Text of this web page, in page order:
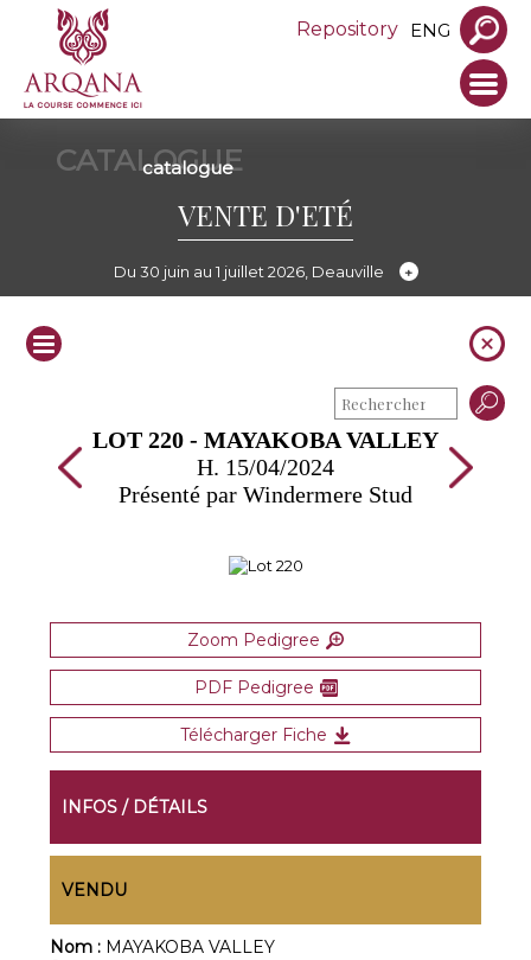
Repository ENG
CATALOGUE
catalogue
VENTE D'ETÉ
Du 30 juin au 1 juillet 2026, Deauville
LOT 220 - MAYAKOBA VALLEY
H. 15/04/2024
Présenté par Windermere Stud
Zoom Pedigree
PDF Pedigree
Télécharger Fiche
INFOS / DÉTAILS
VENDU
Nom : MAYAKOBA VALLEY